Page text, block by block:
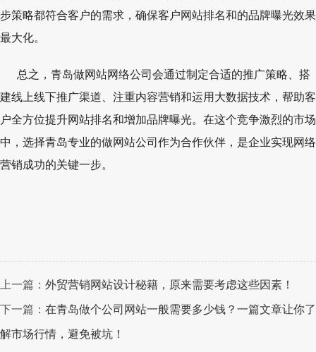
步策略都符合客户的需求，确保客户网站排名和的品牌曝光效果
最大化。
总之，青岛做网站网络公司会通过制定合适的推广策略、搭
建线上线下推广渠道、注重内容营销和运用大数据技术，帮助客
户全方位提升网站排名和增加品牌曝光。在这个竞争激烈的市场
中，选择青岛专业的做网站公司作为合作伙伴，是企业实现网络
营销成功的关键一步。
上一篇： 外贸营销网站设计秘籍，原来需要考虑这些因素！
下一篇： 在青岛做个公司网站一般需要多少钱？一篇文章让你了
解市场行情，避免被坑！